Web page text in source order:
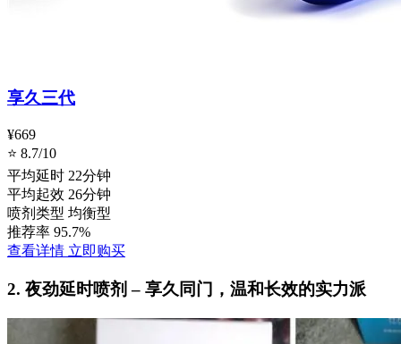
享久三代
¥669
⭐ 8.7/10
平均延时 22分钟
平均起效 26分钟
喷剂类型 均衡型
推荐率 95.7%
查看详情 立即购买
2. 夜劲延时喷剂 – 享久同门，温和长效的实力派